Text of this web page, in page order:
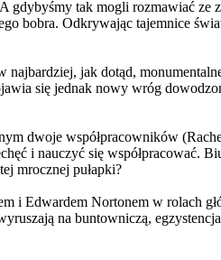
gdybyśmy tak mogli rozmawiać
bobra. Odkrywając tajemnice
jak dotąd,
się jednak nowy wróg
dwoje współpracowników
i nauczyć się współpracować.
mrocznej pułapki?
i Edwardem Nortonem w rolach
na buntowniczą,